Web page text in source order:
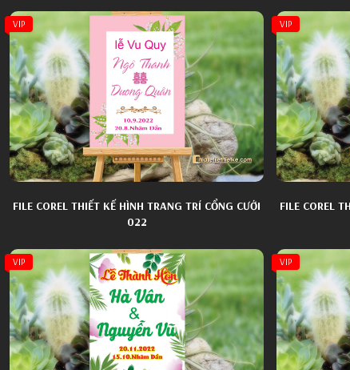
VIP
FILE COREL THIẾT KẾ HÌNH TRANG TRÍ CỔNG CƯỚI
022
VIP
FILE COREL
VIP VIP